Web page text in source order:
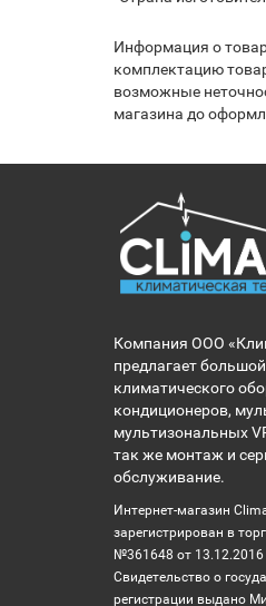
Информация о
комплектацию
возможные
магазина до
Компания ООО
предлагает
климатического
кондиционеров,
мультизональных
так же монтаж и
обслуживание.
Интернет-магазин
зарегистрирован в
№361648 от 13.12.2016
Свидетельство о
регистрации выдано